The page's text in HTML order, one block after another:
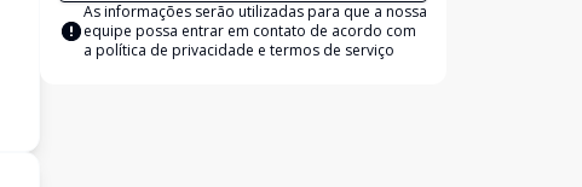
As informações serão utilizadas para que a nossa
equipe possa entrar em contato de acordo com
a política de privacidade e termos de serviço